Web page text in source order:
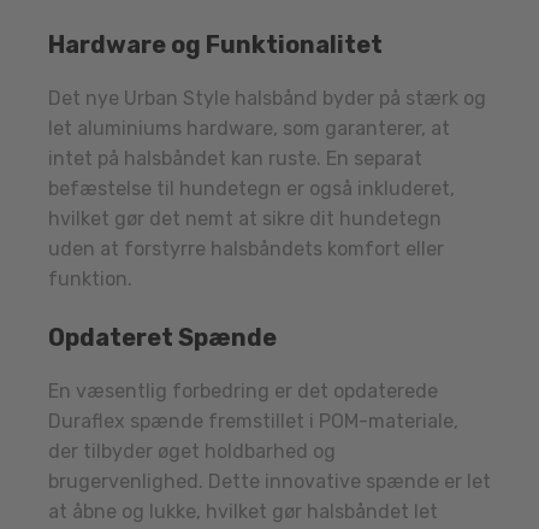
Hardware og Funktionalitet
Det nye Urban Style halsbånd byder på stærk og
let aluminiums hardware, som garanterer, at
intet på halsbåndet kan ruste. En separat
befæstelse til hundetegn er også inkluderet,
hvilket gør det nemt at sikre dit hundetegn
uden at forstyrre halsbåndets komfort eller
funktion.
Opdateret Spænde
En væsentlig forbedring er det opdaterede
Duraflex spænde fremstillet i POM-materiale,
der tilbyder øget holdbarhed og
brugervenlighed. Dette innovative spænde er let
at åbne og lukke, hvilket gør halsbåndet let